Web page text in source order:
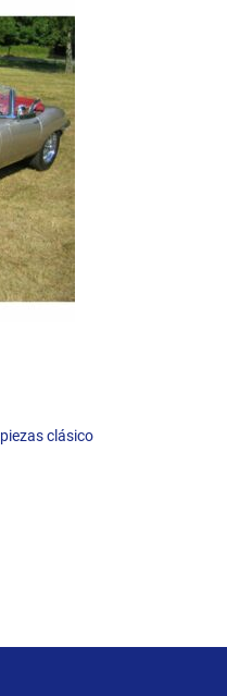
piezas clásico